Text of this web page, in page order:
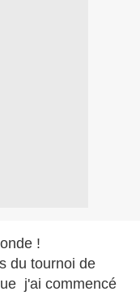
!
du tournoi de
j'ai commencé